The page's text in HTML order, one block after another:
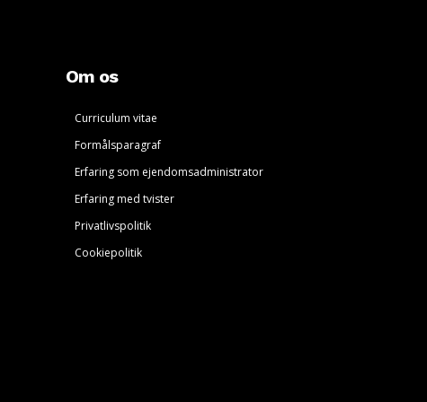
Om os
Curriculum vitae
Formålsparagraf
Erfaring som ejendomsadministrator
Erfaring med tvister
Privatlivspolitik
Cookiepolitik